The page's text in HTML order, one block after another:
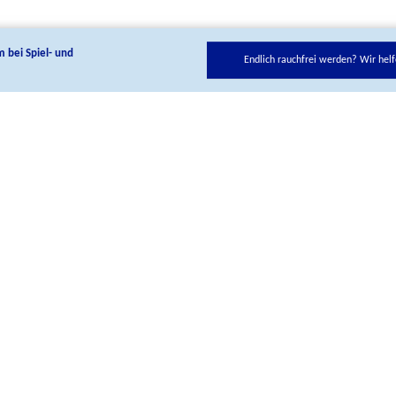
bei Spiel- und
Endlich rauchfrei werden? Wir